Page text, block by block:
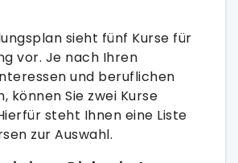
sieht fünf Kurse für
vor. Je nach Ihren
und beruflichen
können Sie zwei Kurse
steht Ihnen eine Liste
zur Auswahl.